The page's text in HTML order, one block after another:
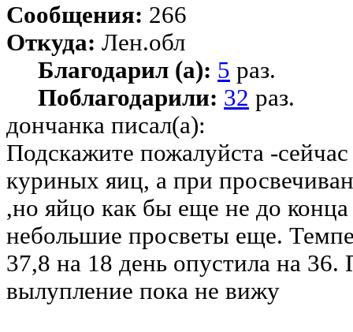
Сообщения: 266
Откуда: Лен.обл
Благодарил (а): 5 раз.
Поблагодарили: 32 раз.
дончанка писал(а):
Подскажите пожалуйста -
куриных яиц, а при
,но яйцо как бы еще не до
небольшие просветы еще.
37,8 на 18 день опустила на 36.
вылупление пока не вижу